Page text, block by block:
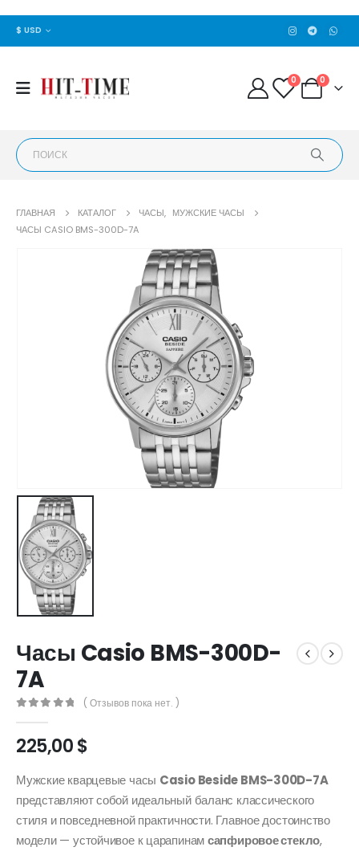
$ USD
0 0
ГЛАВНАЯ КАТАЛОГ ЧАСЫ, МУЖСКИЕ ЧАСЫ
ЧАСЫ CASIO BMS-300D-7A
Часы Casio BMS-300D-
7A
( Отзывов пока нет. )
225,00$
Мужские кварцевые часы Casio Beside BMS-300D-7A
представляют собой идеальный баланс классического
стиля и повседневной практичности. Главное достоинство
модели — устойчивое к царапинамсапфировое стекло,